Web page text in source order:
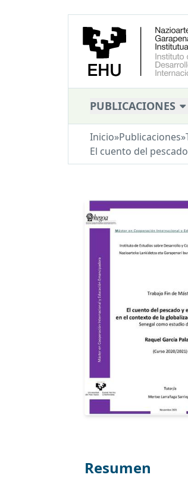
PUBLICACIONES
Inicio»Publicaciones»
El cuento del
Resumen